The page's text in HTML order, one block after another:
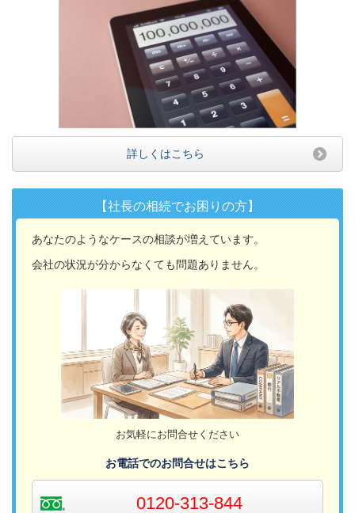
詳しくはこちら
【社長の相続でお困りの方】
あなたのようなケースの相談が増えています。
会社の状況が分からなくても問題ありません。
お気軽にお問合せください
お電話でのお問合せはこちら
0120-313-844